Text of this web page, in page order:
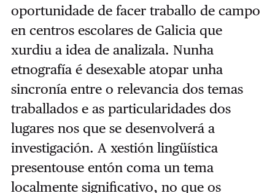
oportunidade de facer traballo de campo
en centros escolares de Galicia que
xurdiu a idea de analizala. Nunha
etnografía é desexable atopar unha
sincronía entre o relevancia dos temas
traballados e as particularidades dos
lugares nos que se desenvolverá a
investigación. A xestión lingüística
presentouse entón coma un tema
localmente significativo, no que os